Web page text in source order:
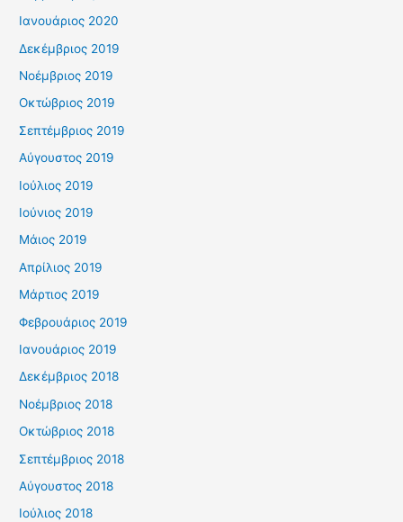
Ιανουάριος 2020
Δεκέμβριος 2019
Νοέμβριος 2019
Οκτώβριος 2019
Σεπτέμβριος 2019
Αύγουστος 2019
Ιούλιος 2019
Ιούνιος 2019
Μάιος 2019
Απρίλιος 2019
Μάρτιος 2019
Φεβρουάριος 2019
Ιανουάριος 2019
Δεκέμβριος 2018
Νοέμβριος 2018
Οκτώβριος 2018
Σεπτέμβριος 2018
Αύγουστος 2018
Ιούλιος 2018